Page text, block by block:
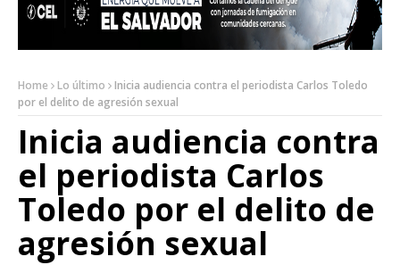
Home Lo último
Inicia audiencia contra el periodista Carlos Toledo
por el delito de agresión sexual
Inicia audiencia contra
el periodista Carlos
Toledo por el delito de
agresión sexual